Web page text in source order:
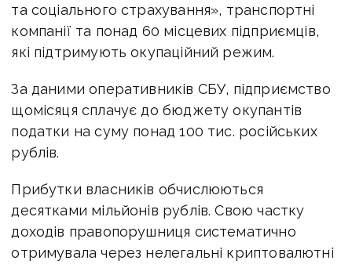
та соціального страхування», транспортні
компанії та понад 60 місцевих підприємців,
які підтримують окупаційний режим.
За даними оперативників СБУ, підприємство
щомісяця сплачує до бюджету окупантів
податки на суму понад 100 тис. російських
рублів.
Прибутки власників обчислюються
десятками мільйонів рублів. Свою частку
доходів правопорушниця систематично
отримувала через нелегальні криптовалютні